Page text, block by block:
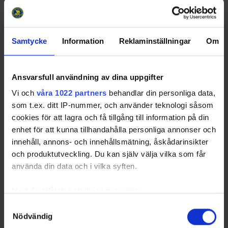
Samtycke Information Reklaminställningar Om
Ansvarsfull användning av dina uppgifter
Vi och våra 1022 partners behandlar din personliga data,
som t.ex. ditt IP-nummer, och använder teknologi såsom
cookies för att lagra och få tillgång till information på din
enhet för att kunna tillhandahålla personliga annonser och
innehåll, annons- och innehållsmätning, åskådarinsikter
och produktutveckling. Du kan själv välja vilka som får
använda din data och i vilka syften.
kan ha en noggrannhet på upp till flera meter
Nödvändig
2025-09-
20 16:00
Malmbergets AIF
2025-09-
21 12:25
Tegs SK Hockey Ungdom -
Lycksele SK
Visionite Arena B-hall
21 12:00
IF/Järveds IF
Hallen
2025-09-
27 12:00
Clemensnäs HC -
Svedjeholmens IF/Järveds IF
Swoosh Arena
2025-09-
27 13:40
IF Björklöven - ÖSK HK Nolia Ishall 1
2025-09-
27 16:40
IF Björklöven - ÖSK HK Nolia Ishall 1
2025-09-
Lycksele SK - Svedjeholmens
2025-09-
Lulebohallen